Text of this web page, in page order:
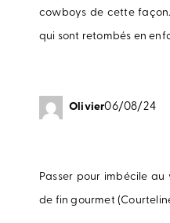
cowboys de cette
qui sont retombés en
Olivier06/08/24
Passer pour imbécile
de fin gourmet